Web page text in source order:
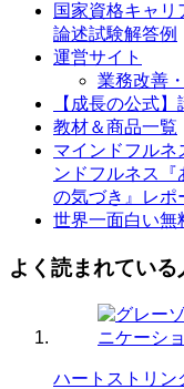
国家資格キャリ
論述試験解答例
運営サイト
業務改善
【成長の公式
教材＆商品一覧
マインドフルネ
ンドフルネス『
の気づき』レポ
世界一面白い無
よく読まれている
ハートストリン